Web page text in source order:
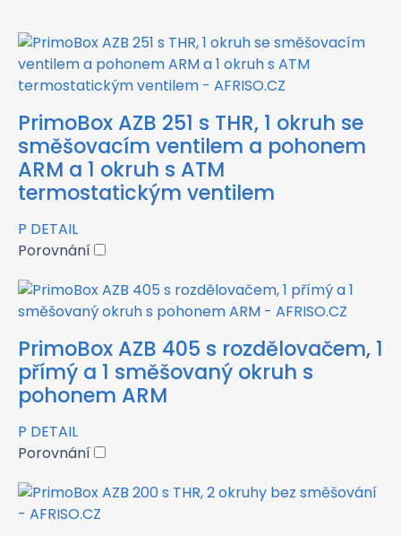
PrimoBox AZB 251 s THR, 1 okruh se
směšovacím ventilem a pohonem
ARM a 1 okruh s ATM
termostatickým ventilem
P DETAIL
Porovnání
PrimoBox AZB 405 s rozdělovačem, 1
přímý a 1 směšovaný okruh s
pohonem ARM
P DETAIL
Porovnání